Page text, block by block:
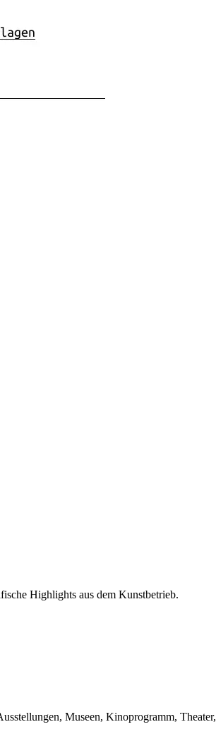
Highlights aus dem Kunstbetrieb.
Museen, Kinoprogramm, Theater,